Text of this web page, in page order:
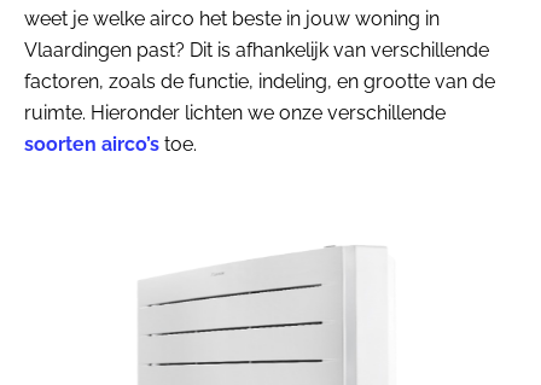
weet je welke airco het beste in jouw woning in
Vlaardingen past? Dit is afhankelijk van verschillende
factoren, zoals de functie, indeling, en grootte van de
ruimte. Hieronder lichten we onze verschillende
soorten airco’s toe.